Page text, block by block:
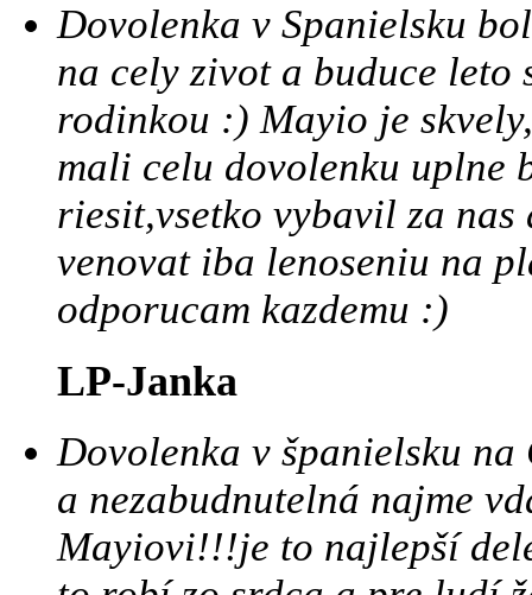
Dovolenka v Spanielsku
na cely zivot a buduce
rodinkou :) Mayio je
mali celu dovolenku uplne
riesit,vsetko vybavil za nas
venovat iba lenoseniu na
odporucam kazdemu :)
LP-Janka
Dovolenka v španielsku
a nezabudnutelná najme
Mayiovi!!!je to najlepší